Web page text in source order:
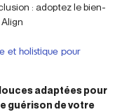
: adoptez le bien-
et holistique pour
adaptées pour
guérison de votre